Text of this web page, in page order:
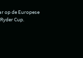
op de Europese
Cup.